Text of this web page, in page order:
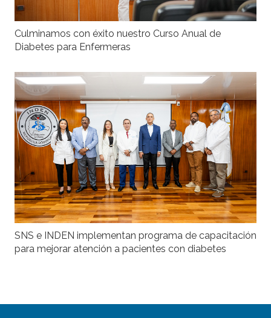
Culminamos con éxito nuestro Curso Anual de
Diabetes para Enfermeras
SNS e INDEN implementan programa de capacitación
para mejorar atención a pacientes con diabetes